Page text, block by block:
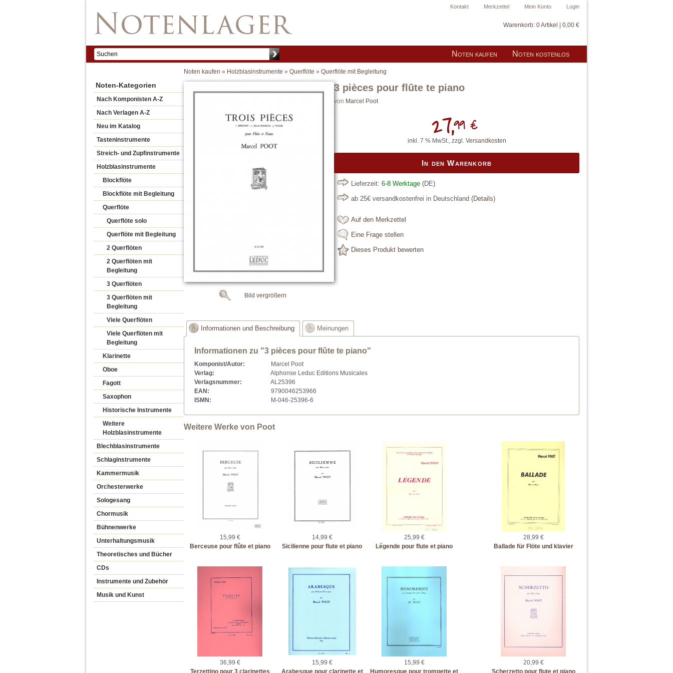
Login
Mein Konto
Merkzettel
Kontakt
Warenkorb: 0 Artikel | 0,00 €
Noten kaufen Noten kostenlos
Noten-Kategorien
Nach Komponisten A-Z
Nach Verlagen A-Z
Neu im Katalog
Tasteninstrumente
Streich- und Zupfinstrumente
Holzblasinstrumente
Blockflöte
Blockflöte mit Begleitung
Querflöte
Querflöte solo
Querflöte mit Begleitung
2 Querflöten
2 Querflöten mit
Begleitung
3 Querflöten
3 Querflöten mit
Begleitung
Viele Querflöten
Viele Querflöten mit
Begleitung
Klarinette
Oboe
Fagott
Saxophon
Historische Instrumente
Weitere
Holzblasinstrumente
Blechblasinstrumente
Schlaginstrumente
Kammermusik
Orchesterwerke
Sologesang
Chormusik
Bühnenwerke
Unterhaltungsmusik
Theoretisches und Bücher
CDs
Instrumente und Zubehör
Musik und Kunst
Noten kaufen » Holzblasinstrumente » Querflöte » Querflöte mit Begleitung
3 pièces pour flûte te piano
von Marcel Poot
27,99 €
inkl. 7 % MwSt., zzgl. Versandkosten
In den Warenkorb
Lieferzeit: 6-8 Werktage (DE)
ab 25€ versandkostenfrei in Deutschland (Details)
Auf den Merkzettel
Eine Frage stellen
Dieses Produkt bewerten
Bild vergrößern
Informationen und Beschreibung Meinungen
Informationen zu "3 pièces pour flûte te piano"
Komponist/Autor:
Marcel Poot
Verlag:
Alphonse Leduc Editions Musicales
Verlagsnummer:
AL25396
EAN:
9790046253966
ISMN:
M-046-25396-6
Weitere Werke von Poot
15,99 €
Berceuse pour flûte et piano
14,99 €
Sicilienne pour flute et piano
25,99 €
Légende pour flute et piano
28,99 €
Ballade für Flöte und klavier
36,99 €
Terzettino pour 3 clarinettes
15,99 €
Arabesque pour clarinette et
15,99 €
Humoresque pour trompette et
20,99 €
Scherzetto pour flute et piano